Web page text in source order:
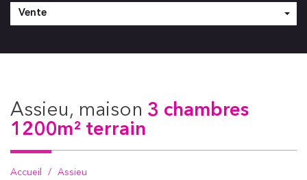
Vente
assieu, maison 3 chambres
1200m² terrain
Accueil
Assieu